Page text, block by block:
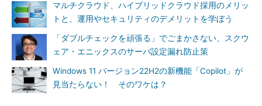
マルチクラウド、ハイブリッドクラウド採用のメリッ
トと、運用やセキュリティのデメリットを学ぼう
「ダブルチェックを頑張る」でごまかさない、スクウ
ェア・エニックスのサーバ設定漏れ防止策
Windows 11 バージョン22H2の新機能「Copilot」が
見当たらない！ そのワケは？